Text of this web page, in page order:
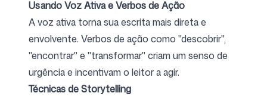
Usando Voz Ativa e Verbos de Ação
A voz ativa torna sua escrita mais direta e
envolvente. Verbos de ação como "descobrir",
"encontrar" e "transformar" criam um senso de
urgência e incentivam o leitor a agir.
Técnicas de Storytelling